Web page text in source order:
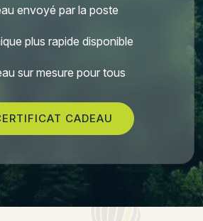
envoyé par la poste
plus rapide disponible
sur mesure pour tous
CADEAU